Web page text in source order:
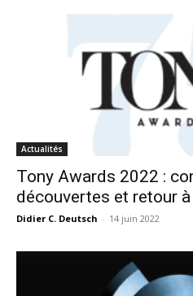
Actualités
Tony Awards 2022 :
découvertes et retour
Didier C. Deutsch - 14 juin 2022